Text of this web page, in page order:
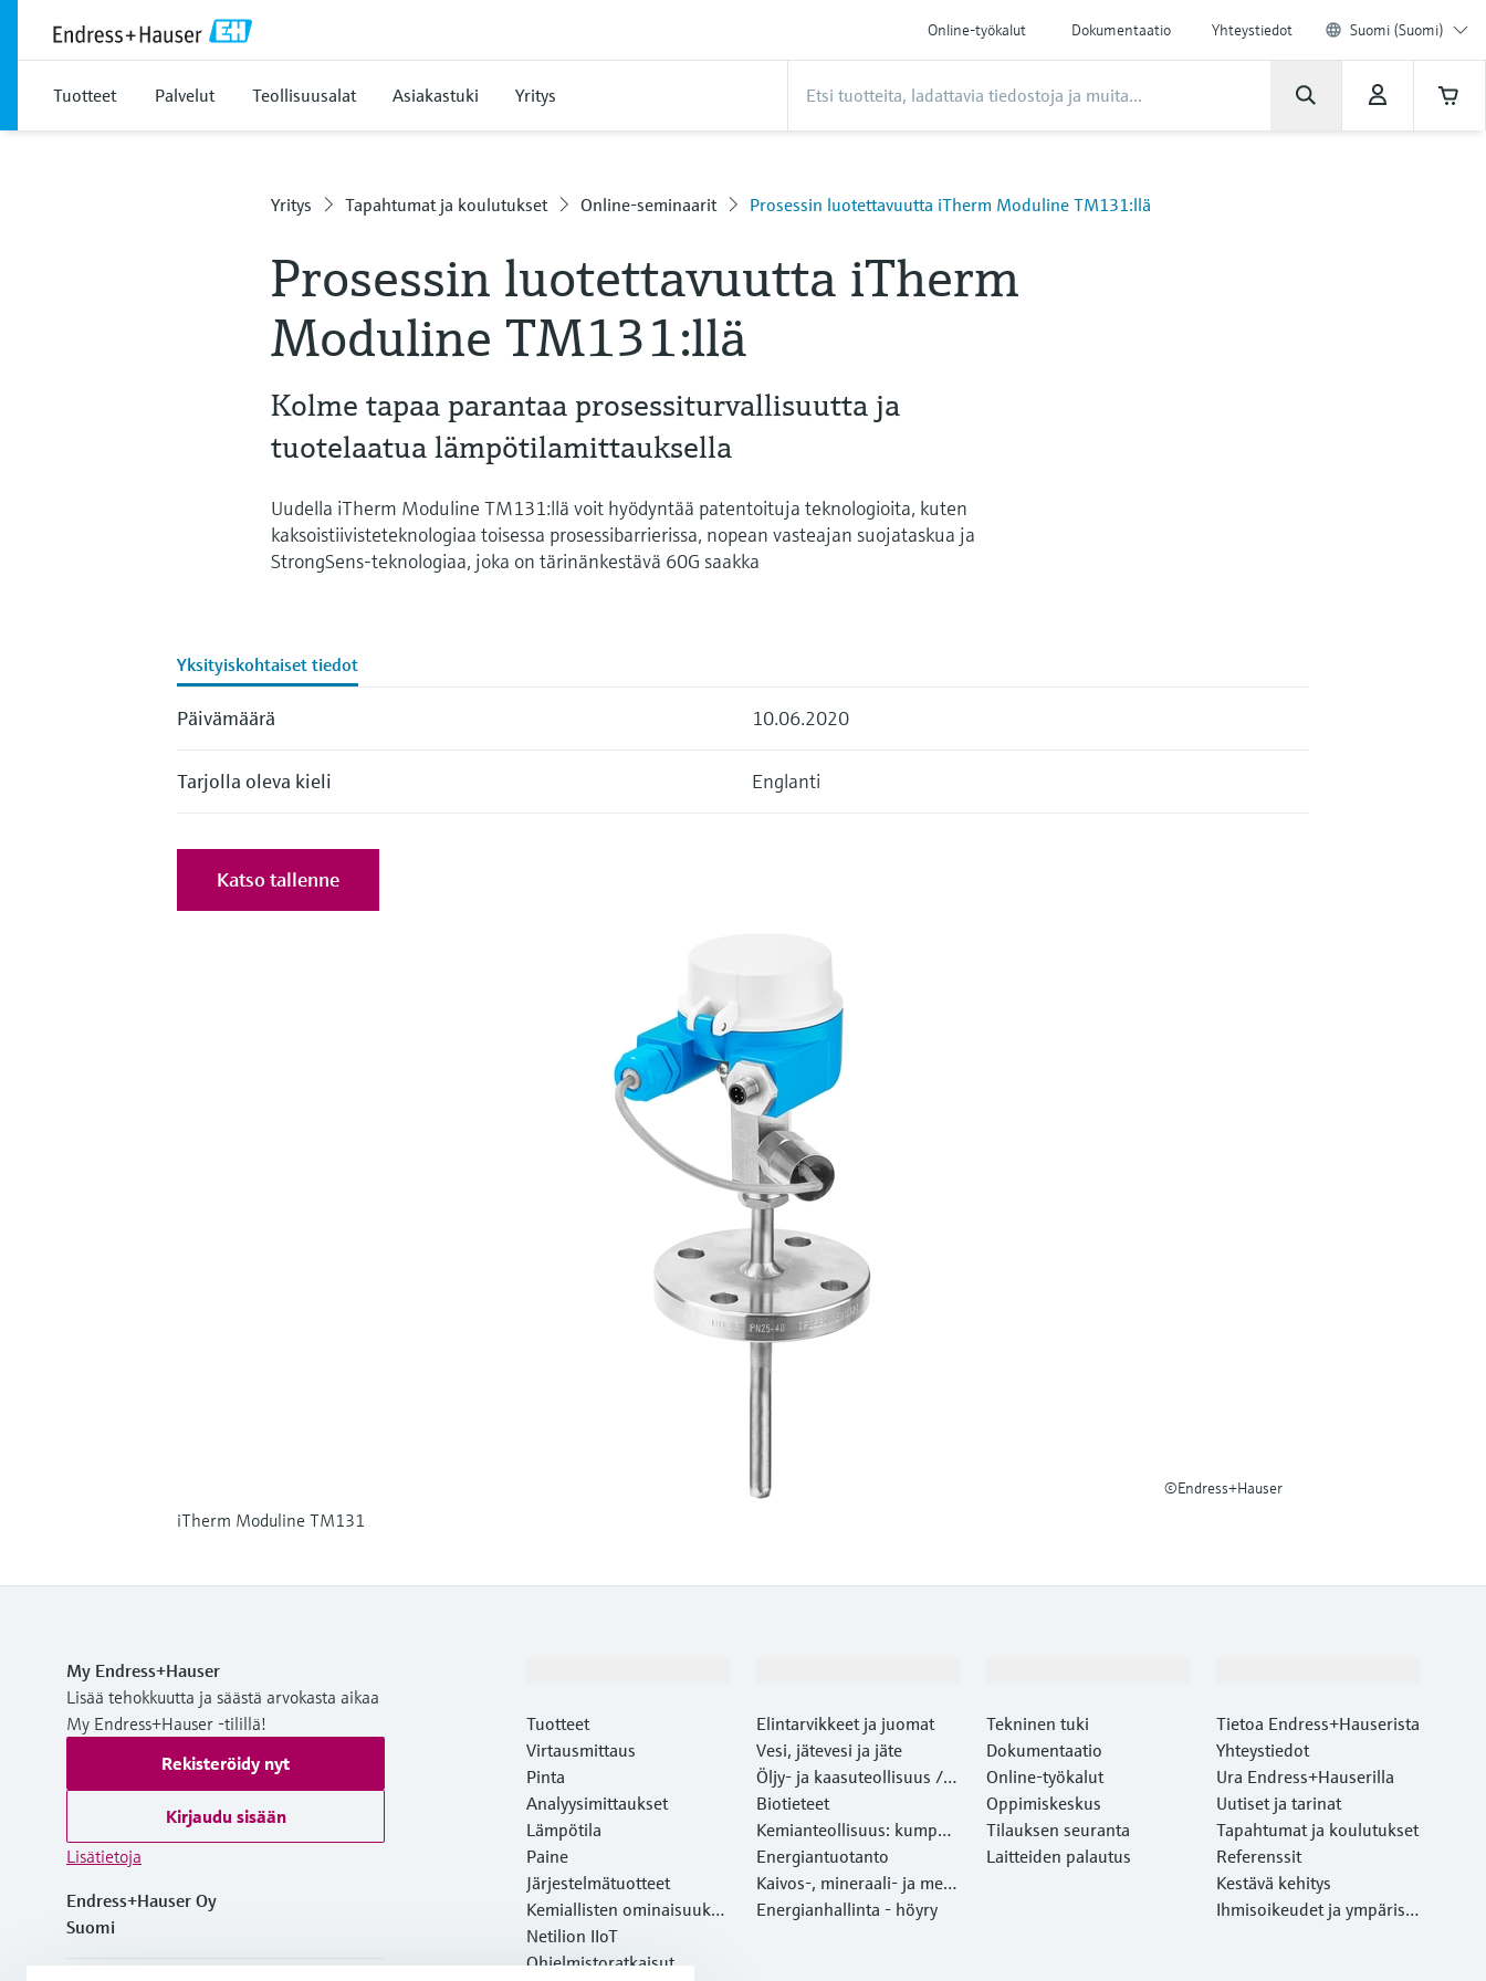
Online-työkalut Dokumentaatio Yhteystiedot Suomi (Suomi)
Tuotteet Palvelut Teollisuusalat Asiakastuki Yritys
Yritys Tapahtumat ja koulutukset Online-seminaarit Prosessin luotettavuutta iTherm Moduline TM131:llä
Prosessin luotettavuutta iTherm
Moduline TM131:llä
Kolme tapaa parantaa prosessiturvallisuutta ja
tuotelaatua lämpötilamittauksella
Uudella iTherm Moduline TM131:llä voit hyödyntää patentoituja teknologioita, kuten
kaksoistiivisteteknologiaa toisessa prosessibarrierissa, nopean vasteajan suojataskua ja
StrongSens-teknologiaa, joka on tärinänkestävä 60G saakka
Yksityiskohtaiset tiedot
Päivämäärä 10.06.2020
Tarjolla oleva kieli Englanti
Katso tallenne
©Endress+Hauser
iTherm Moduline TM131
My Endress+Hauser
Lisää tehokkuutta ja säästä arvokasta aikaa
My Endress+Hauser -tilillä!
Rekisteröidy nyt
Kirjaudu sisään
Lisätietoja
Endress+Hauser Oy
Suomi
Tuotteet
Virtausmittaus
Pinta
Analyysimittaukset
Lämpötila
Paine
Järjestelmätuotteet
Kemiallisten ominaisuuksi
en optinen analyysi
Netilion IIoT
Ohjelmistoratkaisut
Elintarvikkeet ja juomat
Vesi, jätevesi ja jäte
Öljy- ja kaasuteollisuus /
Marine
Biotieteet
Kemianteollisuus: kumppa
ni kestävään menestyksee
n
Energiantuotanto
Kaivos-, mineraali- ja meta
lliteollisuus
Energianhallinta - höyry
Tekninen tuki
Dokumentaatio
Online-työkalut
Oppimiskeskus
Tilauksen seuranta
Laitteiden palautus
Tietoa Endress+Hauserista
Yhteystiedot
Ura Endress+Hauserilla
Uutiset ja tarinat
Tapahtumat ja koulutukset
Referenssit
Kestävä kehitys
Ihmisoikeudet ja ympärist